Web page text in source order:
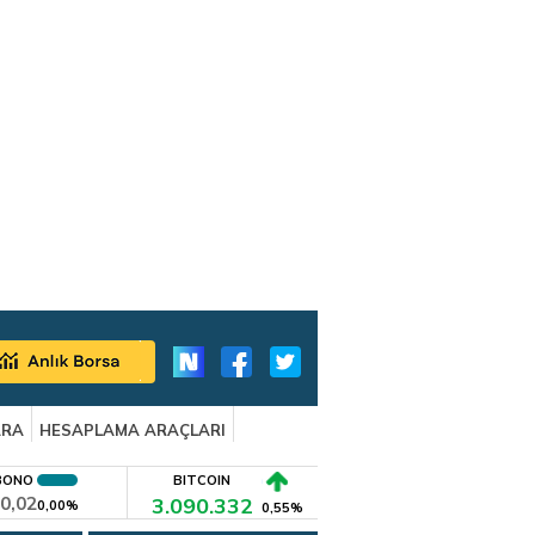
HESAPLAMA ARAÇLARI
0,00%
BITCOIN
3.090.332 0,55%